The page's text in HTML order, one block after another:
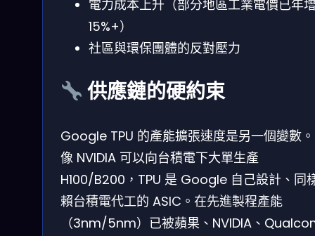
電力成本上升（部分地區工業電價已年
15%+）
社區與環保團體的反對壓力
供應鏈的硬約束
Google TPU 的產能擴張速度是另一個變數
像 NVIDIA 可以向台積電下大單生產
H100/B200，TPU 是 Google 自己設計、同
賴台積電代工的 ASIC。在先進製程產能
（3nm/5nm）已被蘋果、NVIDIA、